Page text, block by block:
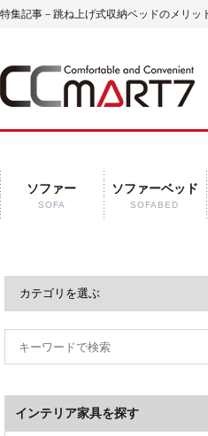
特集記事－跳ね上げ式収納ベッドのメリ
ソファー
SOFA
ソファーベッド
SOFABED
インテリア家具を探す